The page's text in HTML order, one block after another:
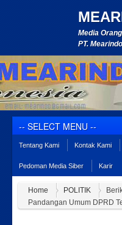
Media
PT.
Tentang Kami Kontak Kami
Pedoman Media Siber Karir
Home POLITIK
Pandangan Umum DPRD